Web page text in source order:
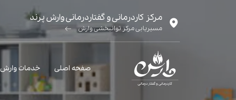
مرکز کاردرمانی و گفتاردرمانی وارش پرند
مسیریابی مرکز توانبخشی وارش
صفحه اصلی خدمات وارش